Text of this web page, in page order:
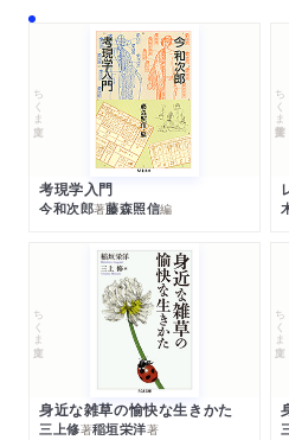
ちくま文庫
考現学入門
今和次郎著藤森照信編
ちくま学芸文庫
ちくま文庫
身近な雑草の愉快な生きかた
三上修著稲垣栄洋著
ちくま文庫